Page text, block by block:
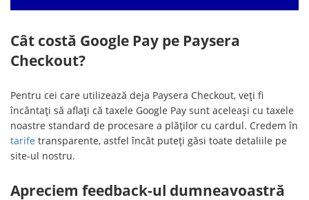
Cât costă Google Pay pe Paysera
Checkout?
Pentru cei care utilizează deja Paysera Checkout, veți fi
încântați să aflați că taxele Google Pay sunt aceleași cu taxele
noastre standard de procesare a plăților cu cardul. Credem în
tarife transparente, astfel încât puteți găsi toate detaliile pe
site-ul nostru.
Apreciem feedback-ul dumneavoastră